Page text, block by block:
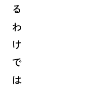
る
わ
け
で
は